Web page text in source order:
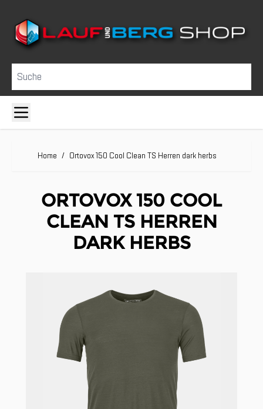
Suche
Home / Ortovox 150 Cool Clean TS Herren dark herbs
ORTOVOX 150 COOL
CLEAN TS HERREN
DARK HERBS